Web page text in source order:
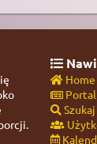
Home
Portal
Szukaj